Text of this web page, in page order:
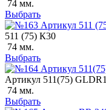
74 мм.
Выбрать
511 (75) К30
74 мм.
Выбрать
Артикул 511(75) GLDR1
74 мм.
Выбрать